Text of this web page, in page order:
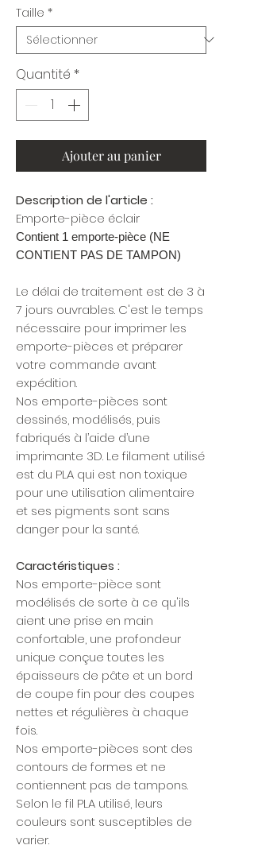
Taille *
Quantité *
Ajouter au panier
Description de l'article :
Emporte-pièce éclair
Contient 1 emporte-pièce (NE
CONTIENT PAS DE TAMPON)
Le délai de traitement est de 3 à
7 jours ouvrables. C'est le temps
nécessaire pour imprimer les
emporte-pièces et préparer
votre commande avant
expédition.
Nos emporte-pièces sont
dessinés, modélisés, puis
fabriqués à l’aide d’une
imprimante 3D. Le filament utilisé
est du PLA qui est non toxique
pour une utilisation alimentaire
et ses pigments sont sans
danger pour la santé.
Caractéristiques :
Nos emporte-pièce sont
modélisés de sorte à ce qu'ils
aient une prise en main
confortable, une profondeur
unique conçue toutes les
épaisseurs de pâte et un bord
de coupe fin pour des coupes
nettes et régulières à chaque
fois.
Nos emporte-pièces sont des
contours de formes et ne
contiennent pas de tampons.
Selon le fil PLA utilisé, leurs
couleurs sont susceptibles de
varier.